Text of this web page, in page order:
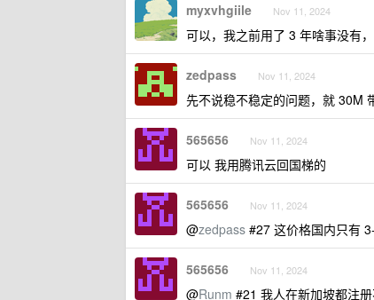
myxvhgiile Nov 11, 2024
可以，我之前用了 3 年啥事没有
zedpass Nov 11, 2024
先不说稳不稳定的问题，就 30M
565656 Nov 11, 2024
可以 我用腾讯云回国梯的
565656 Nov 11, 2024
@zedpass #27 这价格国内只有
565656 Nov 11, 2024
@Runm #21 我人在新加坡都注